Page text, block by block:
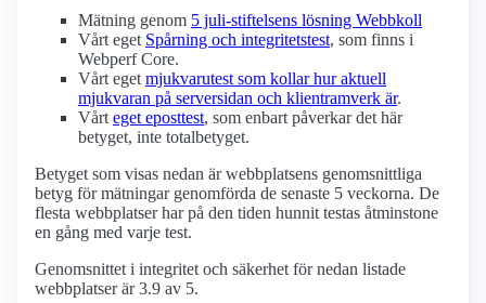
Mätning genom 5 juli-stiftelsens lösning Webbkoll
Vårt eget Spårning och integritetstest, som finns i
Webperf Core.
Vårt eget mjukvarutest som kollar hur aktuell
mjukvaran på serversidan och klient­ramverk är.
Vårt eget eposttest, som enbart påverkar det här
betyget, inte totalbetyget.
Betyget som visas nedan är webbplatsens genomsnittliga
betyg för mätningar genomförda de senaste 5 veckorna. De
flesta webbplatser har på den tiden hunnit testas åtminstone
en gång med varje test.
Genomsnittet i integritet och säkerhet för nedan listade
webbplatser är 3.9 av 5.